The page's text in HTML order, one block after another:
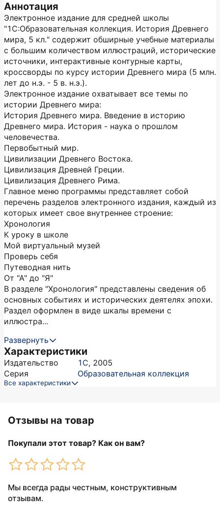
Аннотация
Электронное издание для средней школы
"1С:Образовательная коллекция. История Древнего
мира, 5 кл." содержит обширные учебные материалы
с большим количеством иллюстраций, исторические
источники, интерактивные контурные карты,
кроссворды по курсу истории Древнего мира (5 млн.
лет до н.э. - 5 в. н.э.).
Электронное издание охватывает все темы по
истории Древнего мира:
История Древнего мира. Введение в историю
Древнего мира. История - наука о прошлом
человечества.
Первобытный мир.
Цивилизации Древнего Востока.
Цивилизация Древней Греции.
Цивилизация Древнего Рима.
Главное меню программы представляет собой
перечень разделов электронного издания, каждый из
которых имеет свое внутреннее строение:
Хронология
К уроку в школе
Мой виртуальный музей
Проверь себя
Путеводная нить
От "А" до "Я"
В разделе "Хронология" представлены сведения об
основных событиях и исторических деятелях эпохи.
Раздел оформлен в виде шкалы времени с
иллюстра...
Развернуть
Характеристики
Издательство 1С, 2005
Серия
Образовательная коллекция
Все характеристики
Отзывы на товар
Покупали этот товар? Как он вам?
Мы всегда рады честным, конструктивным
отзывам.